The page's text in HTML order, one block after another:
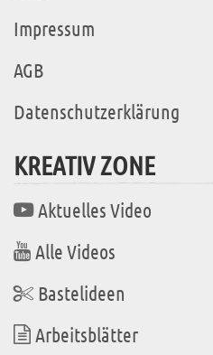
Impressum
AGB
Datenschutzerklärung
KREATIV ZONE
Aktuelles Video
Alle Videos
Bastelideen
Arbeitsblätter